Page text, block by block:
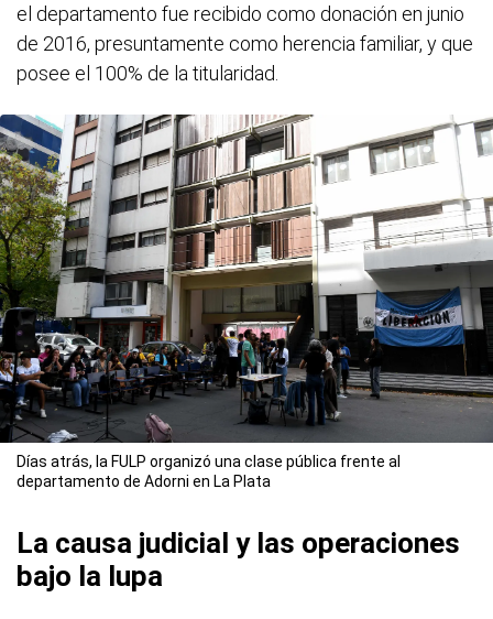
el departamento fue recibido como donación en junio
de 2016, presuntamente como herencia familiar, y que
posee el 100% de la titularidad.
Días atrás, la FULP organizó una clase pública frente al
departamento de Adorni en La Plata
La causa judicial y las operaciones
bajo la lupa